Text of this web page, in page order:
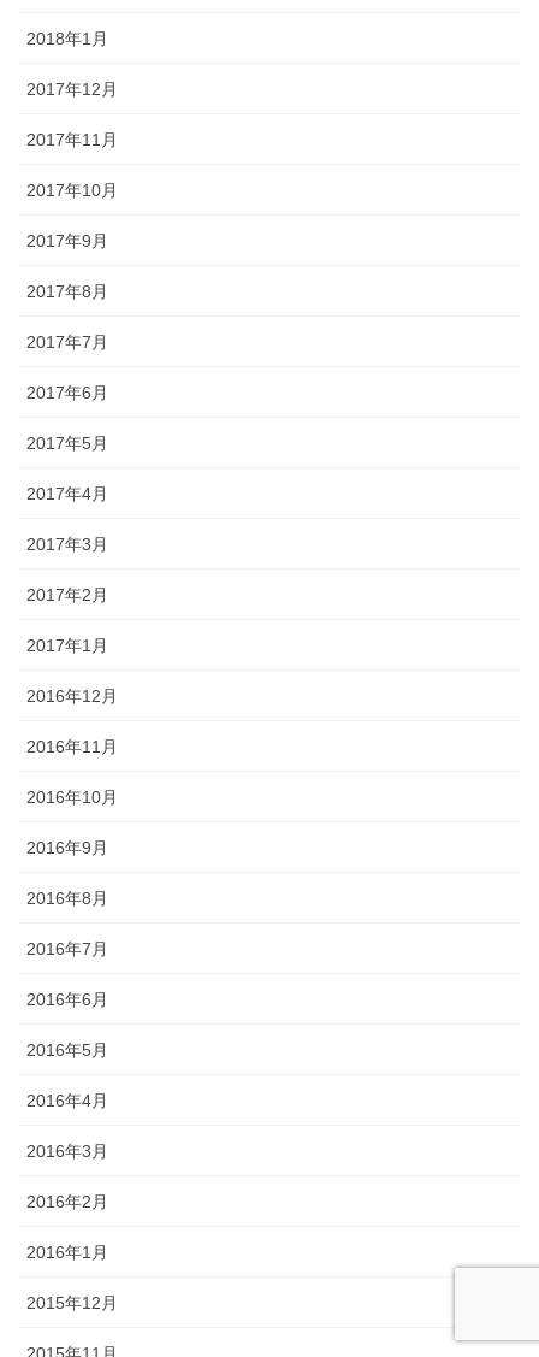
2018年1月
2017年12月
2017年11月
2017年10月
2017年9月
2017年8月
2017年7月
2017年6月
2017年5月
2017年4月
2017年3月
2017年2月
2017年1月
2016年12月
2016年11月
2016年10月
2016年9月
2016年8月
2016年7月
2016年6月
2016年5月
2016年4月
2016年3月
2016年2月
2016年1月
2015年12月